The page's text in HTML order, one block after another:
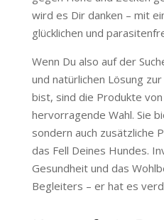
wird es Dir danken – mit
glücklichen und
Wenn Du also auf der
und natürlichen Lösung
bist, sind die Produkte von
hervorragende Wahl. Sie
sondern auch zusätzliche
das Fell Deines Hundes.
Gesundheit und das
Begleiters – er hat es